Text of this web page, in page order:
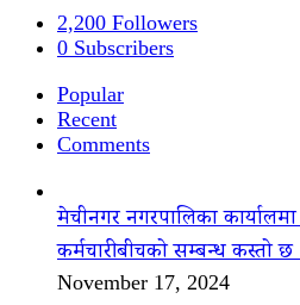
2,200 Followers
0 Subscribers
Popular
Recent
Comments
मेचीनगर नगरपालिका कार्यालमा
कर्मचारीबीचको सम्बन्ध कस्तो
November 17, 2024